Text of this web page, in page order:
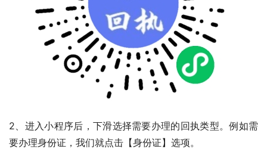
2、进入小程序后，下滑选择需要办理的回执类型。例如需
要办理身份证，我们就点击【身份证】选项。